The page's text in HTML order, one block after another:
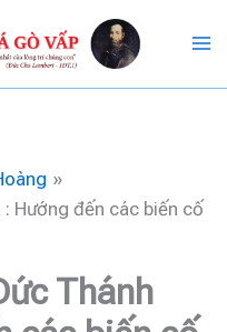
Hướng đến các biến cố
Thánh